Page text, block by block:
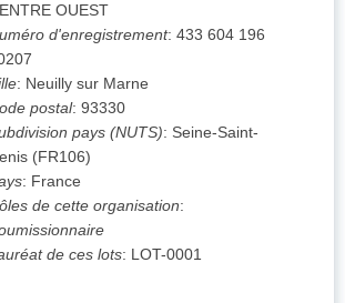
OUEST
d'enregistrement: 433 604 196
: Neuilly sur Marne
postal: 93330
pays (NUTS): Seine-Saint-
(FR106)
: France
de cette organisation:
de ces lots: LOT-0001